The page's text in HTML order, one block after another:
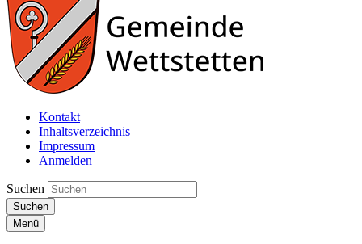
Kontakt
Inhaltsverzeichnis
Impressum
Anmelden
Suchen
Suchen
Menü